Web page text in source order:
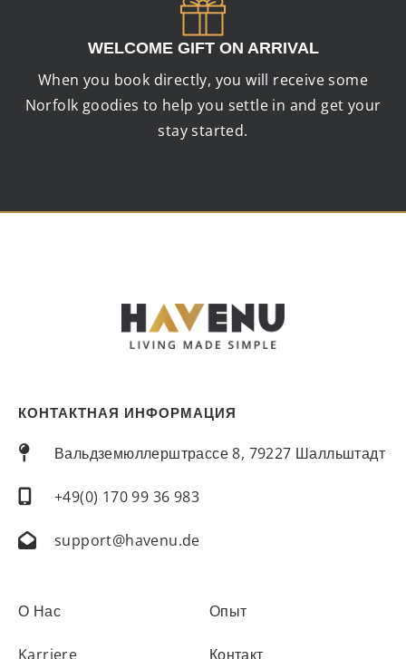
WELCOME GIFT ON ARRIVAL
When you book directly, you will receive some
Norfolk goodies to help you settle in and get your
stay started.
КОНТАКТНАЯ ИНФОРМАЦИЯ
Вальдземюллерштрассе 8, 79227 Шалльштадт
+49(0) 170 99 36 983
support@havenu.de
О Нас
Karriere
Опыт
Контакт